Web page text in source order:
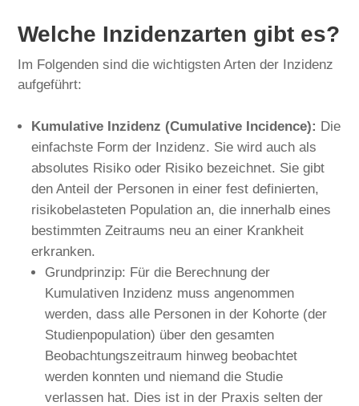
Welche Inzidenzarten gibt es?
Im Folgenden sind die wichtigsten Arten der Inzidenz
aufgeführt:
Kumulative Inzidenz (Cumulative Incidence): Die
einfachste Form der Inzidenz. Sie wird auch als
absolutes Risiko oder Risiko bezeichnet. Sie gibt
den Anteil der Personen in einer fest definierten,
risikobelasteten Population an, die innerhalb eines
bestimmten Zeitraums neu an einer Krankheit
erkranken.
Grundprinzip: Für die Berechnung der
Kumulativen Inzidenz muss angenommen
werden, dass alle Personen in der Kohorte (der
Studienpopulation) über den gesamten
Beobachtungszeitraum hinweg beobachtet
werden konnten und niemand die Studie
verlassen hat. Dies ist in der Praxis selten der